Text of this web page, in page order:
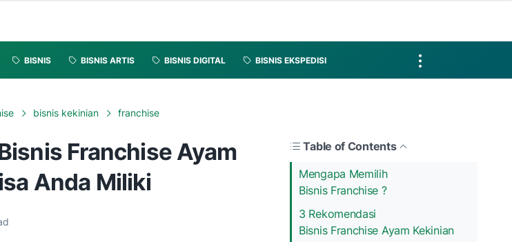
BISNIS BISNIS ARTIS BISNIS DIGITAL BISNIS EKSPEDISI
bisnis kekinian franchise
Franchise Ayam
Anda Miliki
Table of Contents
Mengapa Memilih
Bisnis Franchise ?
3 Rekomendasi
Bisnis Franchise Ayam Kekinian